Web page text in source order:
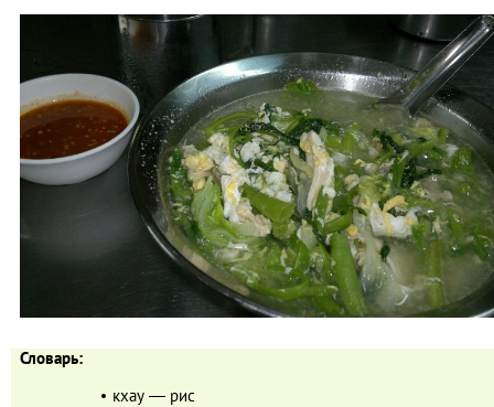
Словарь:
кхау ― рис